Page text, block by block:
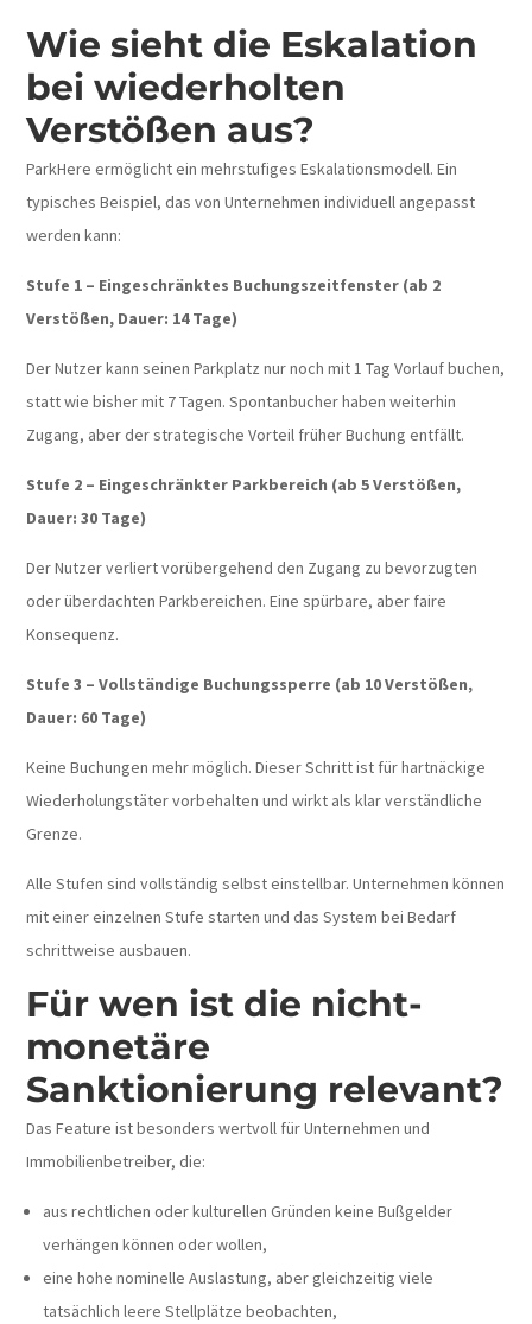
Wie sieht die Eskalation
bei wiederholten
Verstößen aus?
ParkHere ermöglicht ein mehrstufiges Eskalationsmodell. Ein
typisches Beispiel, das von Unternehmen individuell angepasst
werden kann:
Stufe 1 – Eingeschränktes Buchungszeitfenster (ab 2
Verstößen, Dauer: 14 Tage)
Der Nutzer kann seinen Parkplatz nur noch mit 1 Tag Vorlauf buchen,
statt wie bisher mit 7 Tagen. Spontanbucher haben weiterhin
Zugang, aber der strategische Vorteil früher Buchung entfällt.
Stufe 2 – Eingeschränkter Parkbereich (ab 5 Verstößen,
Dauer: 30 Tage)
Der Nutzer verliert vorübergehend den Zugang zu bevorzugten
oder überdachten Parkbereichen. Eine spürbare, aber faire
Konsequenz.
Stufe 3 – Vollständige Buchungssperre (ab 10 Verstößen,
Dauer: 60 Tage)
Keine Buchungen mehr möglich. Dieser Schritt ist für hartnäckige
Wiederholungstäter vorbehalten und wirkt als klar verständliche
Grenze.
Alle Stufen sind vollständig selbst einstellbar. Unternehmen können
mit einer einzelnen Stufe starten und das System bei Bedarf
schrittweise ausbauen.
Für wen ist die nicht-
monetäre
Sanktionierung relevant?
Das Feature ist besonders wertvoll für Unternehmen und
Immobilienbetreiber, die:
aus rechtlichen oder kulturellen Gründen keine Bußgelder
verhängen können oder wollen,
eine hohe nominelle Auslastung, aber gleichzeitig viele
tatsächlich leere Stellplätze beobachten,